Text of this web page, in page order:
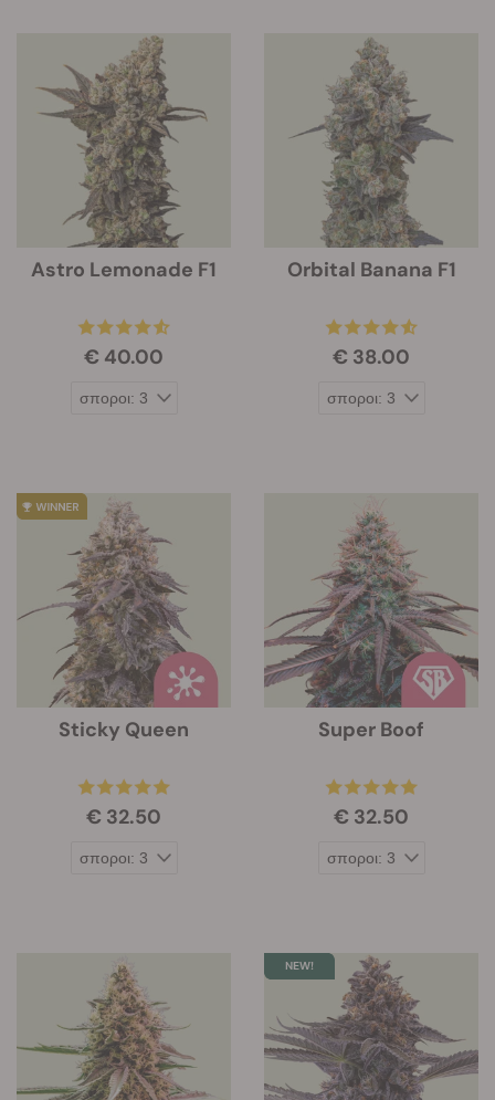
Astro Lemonade F1
€ 40.00
Orbital Banana F1
€ 38.00
Sticky Queen
€ 32.50
Super Boof
€ 32.50